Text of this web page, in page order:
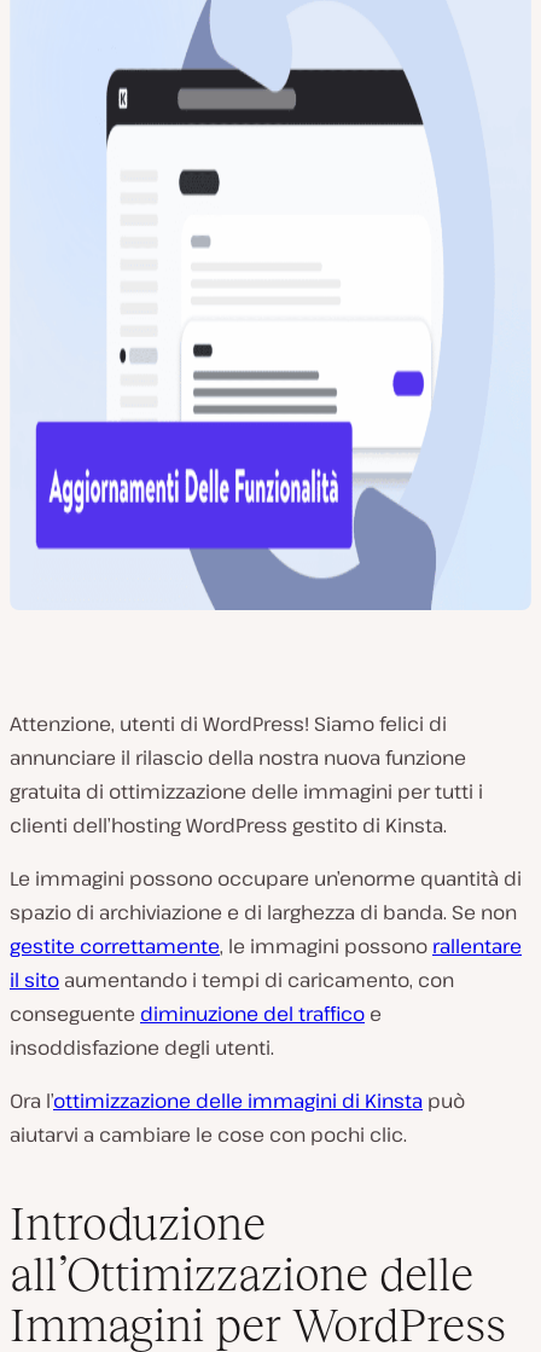
Attenzione, utenti di WordPress! Siamo felici di
annunciare il rilascio della nostra nuova funzione
gratuita di ottimizzazione delle immagini per tutti i
clienti dell’hosting WordPress gestito di Kinsta.
Le immagini possono occupare un’enorme quantità di
spazio di archiviazione e di larghezza di banda. Se non
gestite correttamente, le immagini possono rallentare
il sito aumentando i tempi di caricamento, con
conseguente diminuzione del traffico e
insoddisfazione degli utenti.
Ora l’ottimizzazione delle immagini di Kinsta può
aiutarvi a cambiare le cose con pochi clic.
Introduzione
all’Ottimizzazione delle
Immagini per WordPress